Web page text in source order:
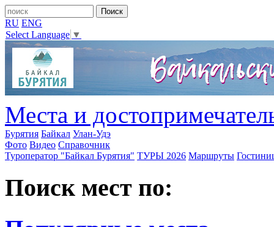
RU ENG
Select Language ▼
Места и
Бурятия Байкал Улан-Удэ
Фото Видео Справочник
Туроператор "Байкал Бурятия" ТУРЫ 2026 Маршруты
Поиск мест по: